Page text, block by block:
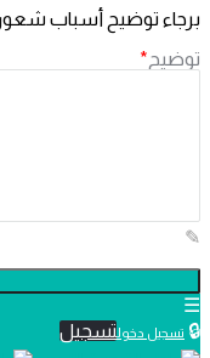
برجاء توضيح أسباب
توضيح*
تسجيل دخولتسجيل